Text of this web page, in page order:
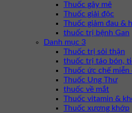
Thuốc gây mê
Thuốc giải độc
Thuốc giảm đau &
thuốc trị bệnh Gan
Danh mục 3
Thuốc trị sỏi thận
thuốc trị táo bón,
Thuốc ức chế miễn
Thuốc Ung Thư
thuốc về mắt
Thuốc vitamin &
Thuốc xương khớp